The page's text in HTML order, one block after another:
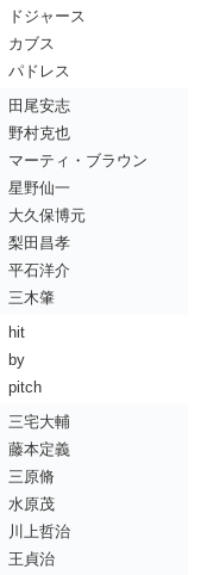
ドジャース
カブス
パドレス
田尾安志
野村克也
マーティ・ブラウン
星野仙一
大久保博元
梨田昌孝
平石洋介
三木肇
hit
by
pitch
三宅大輔
藤本定義
三原脩
水原茂
川上哲治
王貞治